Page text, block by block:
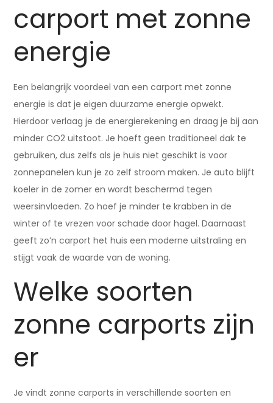
carport met zonne
energie
Een belangrijk voordeel van een carport met zonne
energie is dat je eigen duurzame energie opwekt.
Hierdoor verlaag je de energierekening en draag je bij aan
minder CO2 uitstoot. Je hoeft geen traditioneel dak te
gebruiken, dus zelfs als je huis niet geschikt is voor
zonnepanelen kun je zo zelf stroom maken. Je auto blijft
koeler in de zomer en wordt beschermd tegen
weersinvloeden. Zo hoef je minder te krabben in de
winter of te vrezen voor schade door hagel. Daarnaast
geeft zo’n carport het huis een moderne uitstraling en
stijgt vaak de waarde van de woning.
Welke soorten
zonne carports zijn
er
Je vindt zonne carports in verschillende soorten en